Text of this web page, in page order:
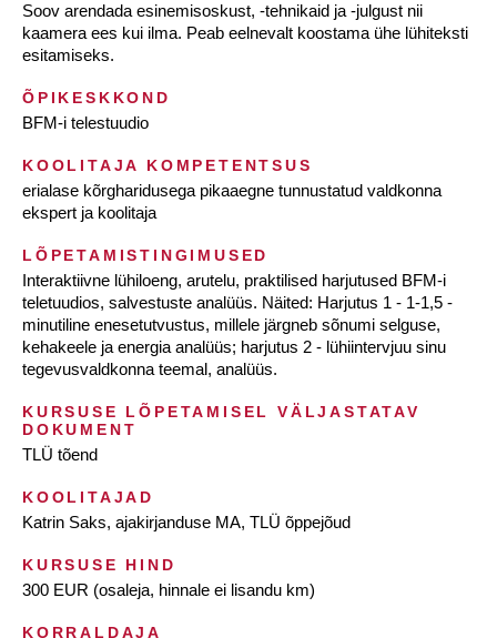
Soov arendada esinemisoskust, -tehnikaid ja -julgust nii
kaamera ees kui ilma. Peab eelnevalt koostama ühe lühiteksti
esitamiseks.
ÕPIKESKKOND
BFM-i telestuudio
KOOLITAJA KOMPETENTSUS
erialase kõrgharidusega pikaaegne tunnustatud valdkonna
ekspert ja koolitaja
LÕPETAMISTINGIMUSED
Interaktiivne lühiloeng, arutelu, praktilised harjutused BFM-i
teletuudios, salvestuste analüüs. Näited: Harjutus 1 - 1-1,5 -
minutiline enesetutvustus, millele järgneb sõnumi selguse,
kehakeele ja energia analüüs; harjutus 2 - lühiintervjuu sinu
tegevusvaldkonna teemal, analüüs.
KURSUSE LÕPETAMISEL VÄLJASTATAV
DOKUMENT
TLÜ tõend
KOOLITAJAD
Katrin Saks, ajakirjanduse MA, TLÜ õppejõud
KURSUSE HIND
300 EUR (osaleja, hinnale ei lisandu km)
KORRALDAJA